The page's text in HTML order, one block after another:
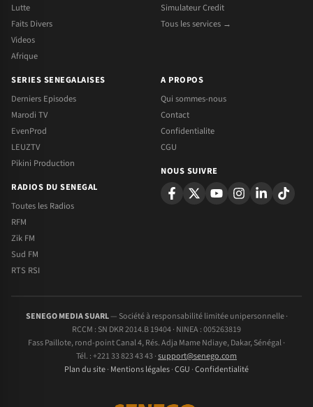
Lutte
Faits Divers
Videos
Afrique
Simulateur Credit
Tous les services →
SERIES SENEGALAISES
Derniers Episodes
Marodi TV
EvenProd
LEUZTV
Pikini Production
RADIOS DU SENEGAL
Toutes les Radios
RFM
Zik FM
Sud FM
RTS RSI
A PROPOS
Qui sommes-nous
Contact
Confidentialite
CGU
NOUS SUIVRE
SENEGO MEDIA SUARL— Société à responsabilité limitée unipersonnelle ·
RCCM : SN DKR 2014.B 19404 · NINEA : 005263819
Fass Paillote, rond-point Canal 4, Rés. Adja Mame Ndiaye, Dakar, Sénégal ·
Tél. : +221 33 823 43 43 ·support@senego.com
Plan du site· Mentions légales·CGU ·Confidentialité